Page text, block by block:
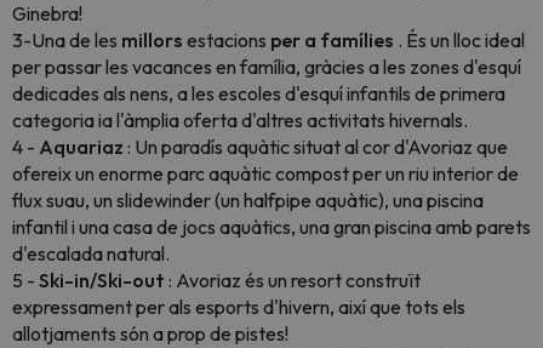
Ginebra!
3-Una de les millors estacions per a famílies . És un lloc ideal
per passar les vacances en família, gràcies a les zones d'esquí
dedicades als nens, a les escoles d'esquí infantils de primera
categoria ia l'àmplia oferta d'altres activitats hivernals.
4 - Aquariaz : Un paradís aquàtic situat al cor d'Avoriaz que
ofereix un enorme parc aquàtic compost per un riu interior de
flux suau, un slidewinder (un halfpipe aquàtic), una piscina
infantil i una casa de jocs aquàtics, una gran piscina amb parets
d'escalada natural.
5 - Ski-in/Ski-out : Avoriaz és un resort construït
expressament per als esports d'hivern, així que tots els
allotjaments són a prop de pistes!